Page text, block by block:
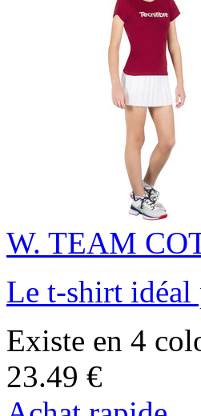
W. TEAM
Le t-shirt idéal
Existe en 4
23.49 €